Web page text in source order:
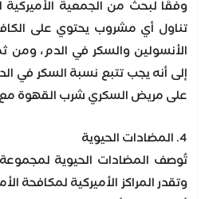
وفقًا لبحث من الجمعية
تناول أي مشروب يحتوي على
الأنسولين والسكر في الدم، ومن
إلى أنه يجب تتبع نسبة السكر في
على مريض السكري شرب القهوة مع
4. المضادات الحيوية
تُوصف المضادات الحيوية